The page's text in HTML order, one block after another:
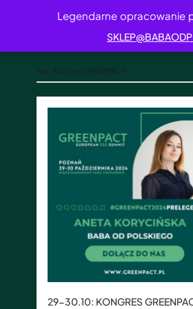
Legendarne opracowanie
29-30.10: KONGRES